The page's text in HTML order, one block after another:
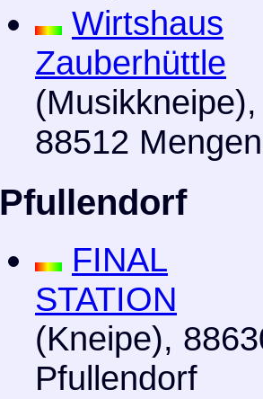
Wirtshaus
Zauberhüttle
(Musikkneipe),
88512 Mengen
Pfullendorf
FINAL
STATION
(Kneipe),
Pfullendorf